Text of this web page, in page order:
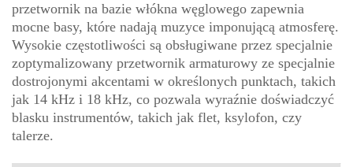
przetwornik na bazie włókna węglowego zapewnia
mocne basy, które nadają muzyce imponującą atmosferę.
Wysokie częstotliwości są obsługiwane przez specjalnie
zoptymalizowany przetwornik armaturowy ze specjalnie
dostrojonymi akcentami w określonych punktach, takich
jak 14 kHz i 18 kHz, co pozwala wyraźnie doświadczyć
blasku instrumentów, takich jak flet, ksylofon, czy
talerze.